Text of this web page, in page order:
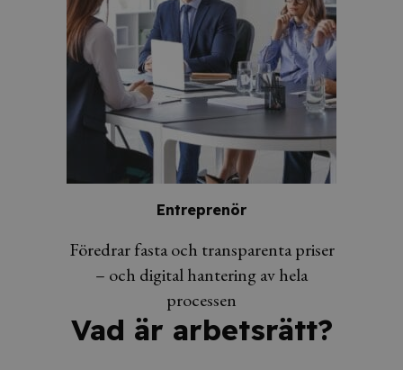
Entreprenör
Föredrar fasta och transparenta priser
– och digital hantering av hela
processen
Vad är arbetsrätt?